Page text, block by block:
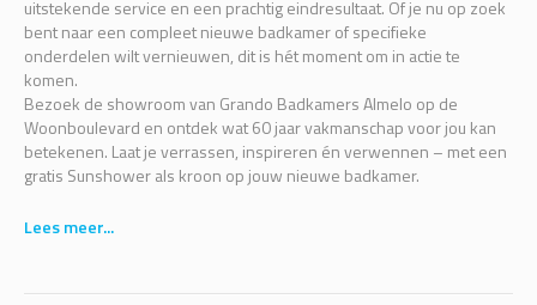
uitstekende service en een prachtig eindresultaat. Of je nu op zoek
bent naar een compleet nieuwe badkamer of specifieke
onderdelen wilt vernieuwen, dit is hét moment om in actie te
komen.
Bezoek de showroom van Grando Badkamers Almelo op de
Woonboulevard en ontdek wat 60 jaar vakmanschap voor jou kan
betekenen. Laat je verrassen, inspireren én verwennen – met een
gratis Sunshower als kroon op jouw nieuwe badkamer.
Lees meer...